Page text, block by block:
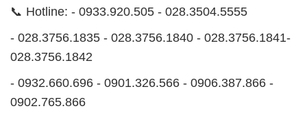
0902.765.866
📧 Email: hoachat@dactruongphat.vn
ĐỊA CHỈ